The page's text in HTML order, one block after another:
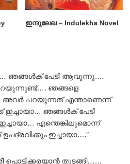
ഇന്ദുലേഖ – Indulekha Novel
ഞങ്ങൾക് പേടി ആവുന്നു….
ഞങ്ങളെ
അവർ പറയുന്നത് എന്താണെന്ന്
ഇച്ചായാ… ഞങ്ങൾക് പേടി
എന്തെങ്കിലുമൊന്ന്
ഇച്ചായാ….”
തുടങ്ങി……